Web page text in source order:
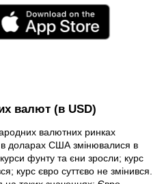
валют (в USD)
валютних ринках
в доларах США змінювалися в
фунту та єни зросли; курс
курс євро суттєво не змінився.